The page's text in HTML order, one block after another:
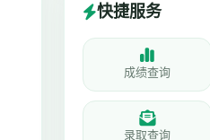
快捷服务
成绩查询
录取查询